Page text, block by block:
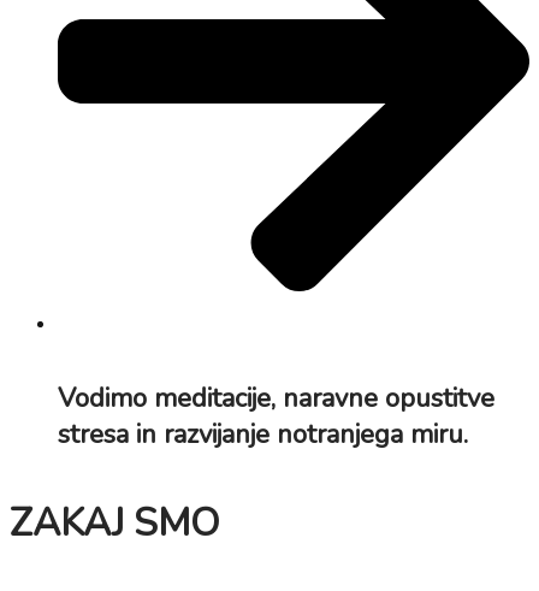
Vodimo meditacije, naravne opustitve
stresa in razvijanje notranjega miru.
ZAKAJ SMO